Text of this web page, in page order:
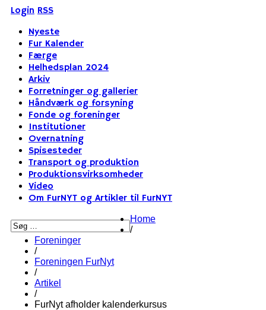
Login RSS
Nyeste
Fur Kalender
Færge
Helhedsplan 2024
Arkiv
Forretninger og gallerier
Håndværk og forsyning
Fonde og foreninger
Institutioner
Overnatning
Spisesteder
Transport og produktion
Produktionsvirksomheder
Video
Om FurNYT og Artikler til FurNYT
Home
/
Foreninger
/
Foreningen FurNyt
/
Artikel
/
FurNyt afholder kalenderkursus